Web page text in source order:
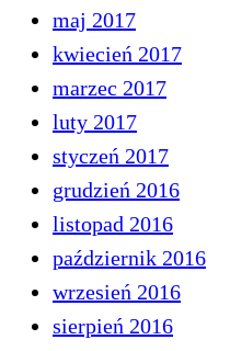
maj 2017
kwiecień 2017
marzec 2017
luty 2017
styczeń 2017
grudzień 2016
listopad 2016
październik 2016
wrzesień 2016
sierpień 2016